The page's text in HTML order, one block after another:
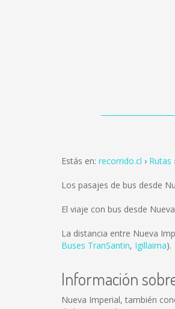
Estás en: recorrido.cl Rutas
Los pasajes de bus desde
El viaje con bus desde
La distancia entre Nueva
Buses TranSantin, Igillaima).
Información
Nueva Imperial, también